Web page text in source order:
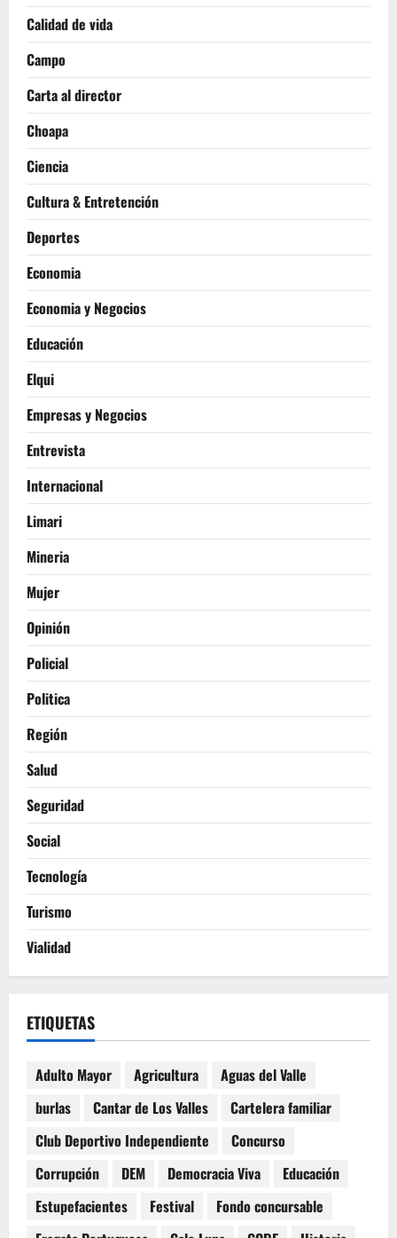
Calidad de vida
Campo
Carta al director
Choapa
Ciencia
Cultura & Entretención
Deportes
Economia
Economia y Negocios
Educación
Elqui
Empresas y Negocios
Entrevista
Internacional
Limari
Mineria
Mujer
Opinión
Policial
Politica
Región
Salud
Seguridad
Social
Tecnología
Turismo
Vialidad
ETIQUETAS
Adulto Mayor Agricultura
Aguas del Valle
burlas
Cantar de Los Valles
Cartelera familiar
Club Deportivo Independiente
Concurso
Corrupción
DEM Democracia Viva
Educación
Estupefacientes
Festival
Fondo concursable